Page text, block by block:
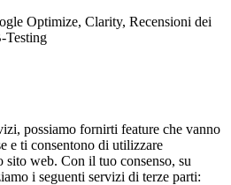
Optimize, Clarity, Recensioni dei
Testing
possiamo fornirti feature che vanno
e ti consentono di utilizzare
sito web. Con il tuo consenso, su
i seguenti servizi di terze parti: